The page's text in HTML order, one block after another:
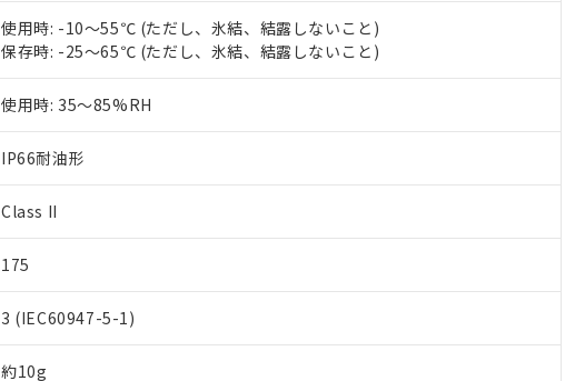
使用時: -10～55℃ (ただし、氷結、結露しないこと)
保存時: -25～65℃ (ただし、氷結、結露しないこと)
使用時: 35～85%RH
IP66耐油形
Class II
175
3 (IEC60947-5-1)
約10g
51物質の非含有証明書（当社基準）
※本証明書は発行日時点で非含有を証明するもので、過去に遡って非含有
また、RoHS指令のフタル酸エステル類４物質の対応では、対応完了まで
混在することから備考欄に対応日を記載しておりました。
既に当社にて対応品への在庫切替を完了していることから、特段のこと
り割愛しております。